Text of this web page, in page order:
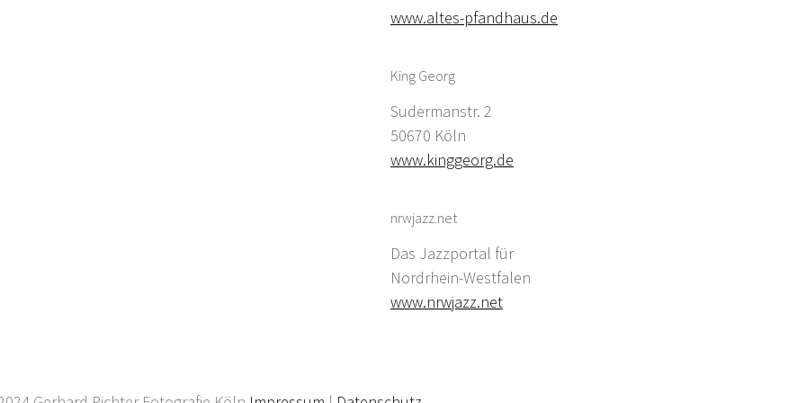
www.altes-pfandhaus.de
King Georg
Sudermanstr. 2
50670 Köln
www.kinggeorg.de
nrwjazz.net
Das Jazzportal für
Nordrhein-Westfalen
www.nrwjazz.net